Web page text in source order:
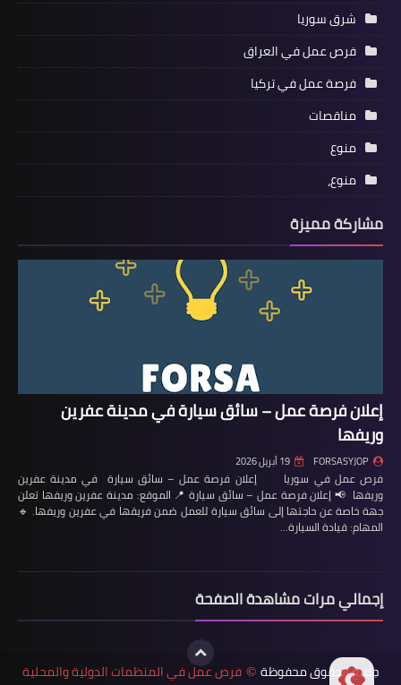
شرق سوريا
فرص عمل في العراق
فرصة عمل في تركيا
مناقصات
منوع
منوع،
مشاركة مميزة
إعلان فرصة عمل – سائق سيارة في مدينة عفرين
وريفها
FORSASYJOP 19 أبريل 2026
فرص عمل في سوريا إعلان فرصة عمل – سائق سيارة في مدينة عفرين
وريفها 📢 إعلان فرصة عمل – سائق سيارة 📍 الموقع: مدينة عفرين وريفها تعلن
جهة خاصة عن حاجتها إلى سائق سيارة للعمل ضمن فريقها في عفرين وريفها. 🔹
المهام: قيادة السيارة…
إجمالي مرات مشاهدة الصفحة
جميع الحقوق محفوظة © فرص عمل في المنظمات الدولية والمحلية